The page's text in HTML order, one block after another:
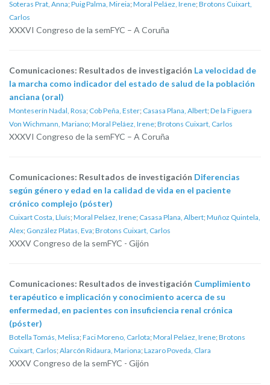
Soteras Prat, Anna; Puig Palma, Mireia; Moral Peláez, Irene; Brotons Cuixart,
Carlos
XXXVI Congreso de la semFYC – A Coruña
Comunicaciones: Resultados de investigación La velocidad de
la marcha como indicador del estado de salud de la población
anciana (oral)
Monteserín Nadal, Rosa; Cob Peña, Ester; Casasa Plana, Albert; De la Figuera
Von Wichmann, Mariano; Moral Peláez, Irene; Brotons Cuixart, Carlos
XXXVI Congreso de la semFYC – A Coruña
Comunicaciones: Resultados de investigación Diferencias
según género y edad en la calidad de vida en el paciente
crónico complejo (póster)
Cuixart Costa, Lluís; Moral Peláez, Irene; Casasa Plana, Albert; Muñoz Quintela,
Alex; González Platas, Eva; Brotons Cuixart, Carlos
XXXV Congreso de la semFYC - Gijón
Comunicaciones: Resultados de investigación Cumplimiento
terapéutico e implicación y conocimiento acerca de su
enfermedad, en pacientes con insuficiencia renal crónica
(póster)
Botella Tomás, Melisa; Faci Moreno, Carlota; Moral Peláez, Irene; Brotons
Cuixart, Carlos; Alarcón Ridaura, Mariona; Lazaro Poveda, Clara
XXXV Congreso de la semFYC - Gijón